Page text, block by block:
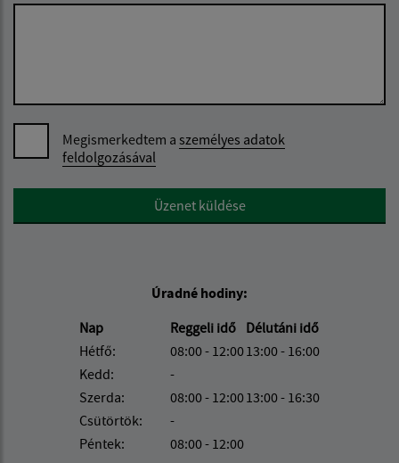
Megismerkedtem a személyes adatok
feldolgozásával
Google reCaptcha ResponseÜzenet küldése
Úradné hodiny:
Nap
Reggeli idő Délutáni idő
Hétfő:
08:00 - 12:0013:00 - 16:00
Kedd:
-
Szerda:
08:00 - 12:0013:00 - 16:30
Csütörtök:
-
Péntek:
08:00 - 12:00